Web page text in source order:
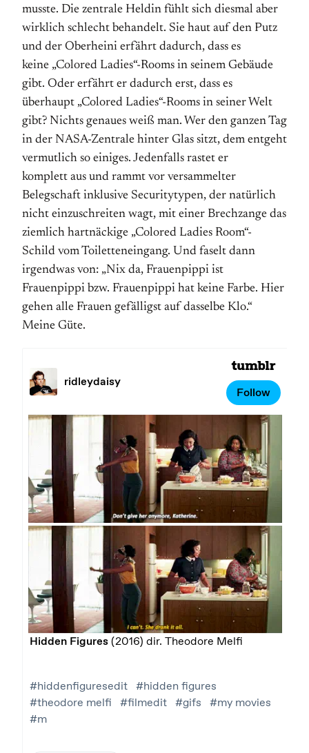
musste. Die zentrale Heldin fühlt sich diesmal aber
wirklich schlecht behandelt. Sie haut auf den Putz
und der Oberheini erfährt dadurch, dass es
keine „Colored Ladies“-Rooms in seinem Gebäude
gibt. Oder erfährt er dadurch erst, dass es
überhaupt „Colored Ladies“-Rooms in seiner Welt
gibt? Nichts genaues weiß man. Wer den ganzen Tag
in der NASA-Zentrale hinter Glas sitzt, dem entgeht
vermutlich so einiges. Jedenfalls rastet er
komplett aus und rammt vor versammelter
Belegschaft inklusive Securitytypen, der natürlich
nicht einzuschreiten wagt, mit einer Brechzange das
ziemlich hartnäckige „Colored Ladies Room“-
Schild vom Toiletteneingang. Und faselt dann
irgendwas von: „Nix da, Frauenpippi ist
Frauenpippi bzw. Frauenpippi hat keine Farbe. Hier
gehen alle Frauen gefälligst auf dasselbe Klo.“
Meine Güte.